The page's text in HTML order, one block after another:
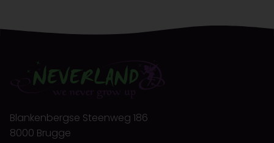
Blankenbergse Steenweg 186
8000 Brugge